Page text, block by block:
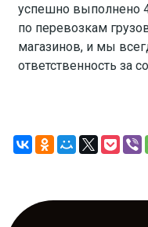
успешно выполнено
по перевозкам
магазинов, и мы
ответственность за